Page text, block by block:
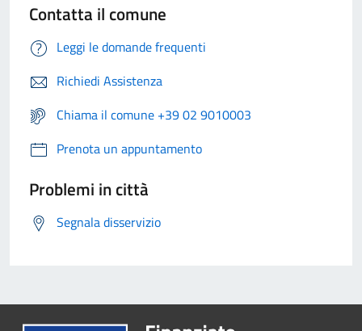
Contatta il comune
Leggi le domande frequenti
Richiedi Assistenza
Chiama il comune +39 02 9010003
Prenota un appuntamento
Problemi in città
Segnala disservizio